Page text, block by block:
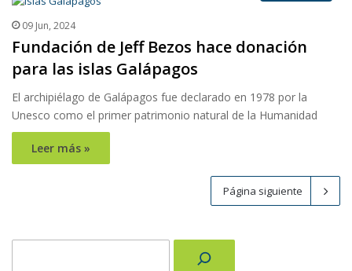
09 Jun, 2024
Fundación de Jeff Bezos hace donación
para las islas Galápagos
El archipiélago de Galápagos fue declarado en 1978 por la
Unesco como el primer patrimonio natural de la Humanidad
Leer más »
Página siguiente